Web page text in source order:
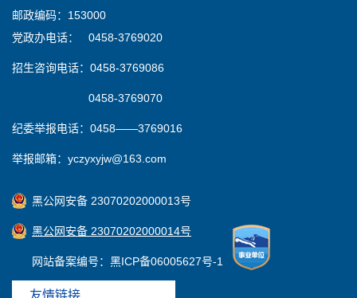
邮政编码：153000
党政办电话： 0458-3769020
招生咨询电话：0458-3769086
0458-3769070
纪委举报电话：0458——3769016
举报邮箱：yczyxyjw@163.com
黑公网安备 23070202000013号
黑公网安备 23070202000014号
网站备案编号：黑ICP备06005627号-1
友情链接